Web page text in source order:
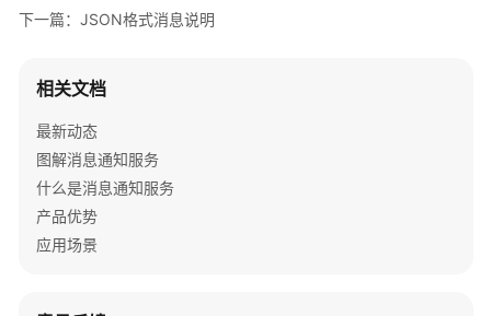
用
指
通
过
授
予
下一篇：JSON格式消息说明
相关文档
最新动态
图解消息通知服务
什么是消息通知服务
产品优势
应用场景